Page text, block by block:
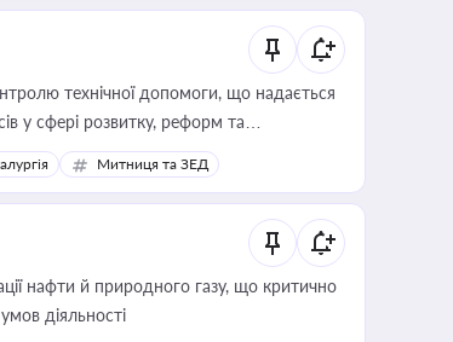
технічної допомоги, що надається
у сфері розвитку, реформ та
Митниця та ЗЕД
нафти й природного газу, що критично
діяльності